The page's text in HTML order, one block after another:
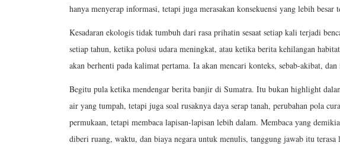
hanya menyerap informasi, tetapi juga merasakan konsekuensi yang lebih besar
Kesadaran ekologis tidak tumbuh dari rasa prihatin sesaat setiap kali terjadi
setiap tahun, ketika polusi udara meningkat, atau ketika berita kehilangan
akan berhenti pada kalimat pertama. Ia akan mencari konteks, sebab-akibat,
Begitu pula ketika mendengar berita banjir di Sumatra. Itu bukan highlight
air yang tumpah, tetapi juga soal rusaknya daya serap tanah, perubahan pola
permukaan, tetapi membaca lapisan-lapisan lebih dalam. Membaca yang
diberi ruang, waktu, dan biaya negara untuk menulis, tanggung jawab itu